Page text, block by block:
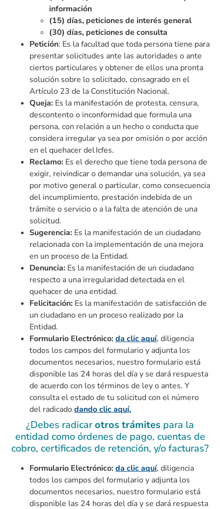
información
(15) días, peticiones de interés general
(30) días, peticiones de consulta
Petición: Es la facultad que toda persona tiene para
presentar solicitudes ante las autoridades o ante
ciertos particulares y obtener de ellos una pronta
solución sobre lo solicitado, consagrado en el
Artículo 23 de la Constitución Nacional.
Queja: Es la manifestación de protesta, censura,
descontento o inconformidad que formula una
persona, con relación a un hecho o conducta que
considera irregular ya sea por omisión o por acción
en el quehacer del Icfes.
Reclamo: Es el derecho que tiene toda persona de
exigir, reivindicar o demandar una solución, ya sea
por motivo general o particular, como consecuencia
del incumplimiento, prestación indebida de un
trámite o servicio o a la falta de atención de una
solicitud.
Sugerencia: Es la manifestación de un ciudadano
relacionada con la implementación de una mejora
en un proceso de la Entidad.
Denuncia: Es la manifestación de un ciudadano
respecto a una irregularidad detectada en el
quehacer de una entidad.
Felicitación: Es la manifestación de satisfacción de
un ciudadano en un proceso realizado por la
Entidad.
Formulario Electrónico: da clic aquí, diligencia
todos los campos del formulario y adjunta los
documentos necesarios, nuestro formulario está
disponible las 24 horas del día y se dará respuesta
de acuerdo con los términos de ley o antes. Y
consulta el estado de tu solicitud con el número
del radicadodando clic aquí.
¿Debes radicarotros trámites para la
entidad como órdenes de pago, cuentas de
cobro, certificados de retención, y/o facturas?
Formulario Electrónico: da clic aquí, diligencia
todos los campos del formulario y adjunta los
documentos necesarios, nuestro formulario está
disponible las 24 horas del día y se dará respuesta